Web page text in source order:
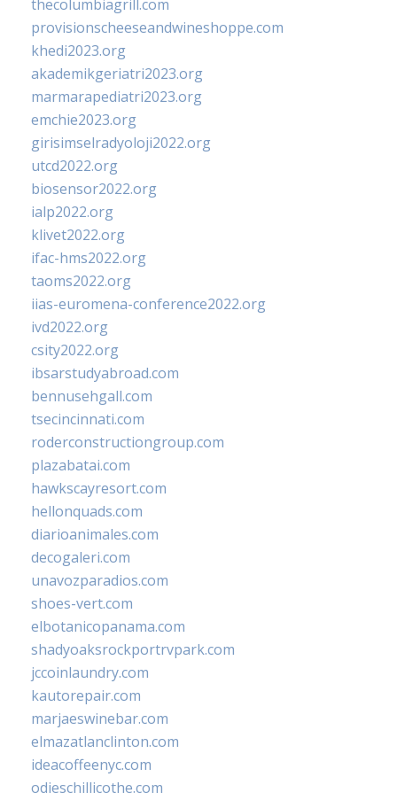
thecolumbiagrill.com
provisionscheeseandwineshoppe.com
khedi2023.org
akademikgeriatri2023.org
marmarapediatri2023.org
emchie2023.org
girisimselradyoloji2022.org
utcd2022.org
biosensor2022.org
ialp2022.org
klivet2022.org
ifac-hms2022.org
taoms2022.org
iias-euromena-conference2022.org
ivd2022.org
csity2022.org
ibsarstudyabroad.com
bennusehgall.com
tsecincinnati.com
roderconstructiongroup.com
plazabatai.com
hawkscayresort.com
hellonquads.com
diarioanimales.com
decogaleri.com
unavozparadios.com
shoes-vert.com
elbotanicopanama.com
shadyoaksrockportrvpark.com
jccoinlaundry.com
kautorepair.com
marjaeswinebar.com
elmazatlanclinton.com
ideacoffeenyc.com
odieschillicothe.com